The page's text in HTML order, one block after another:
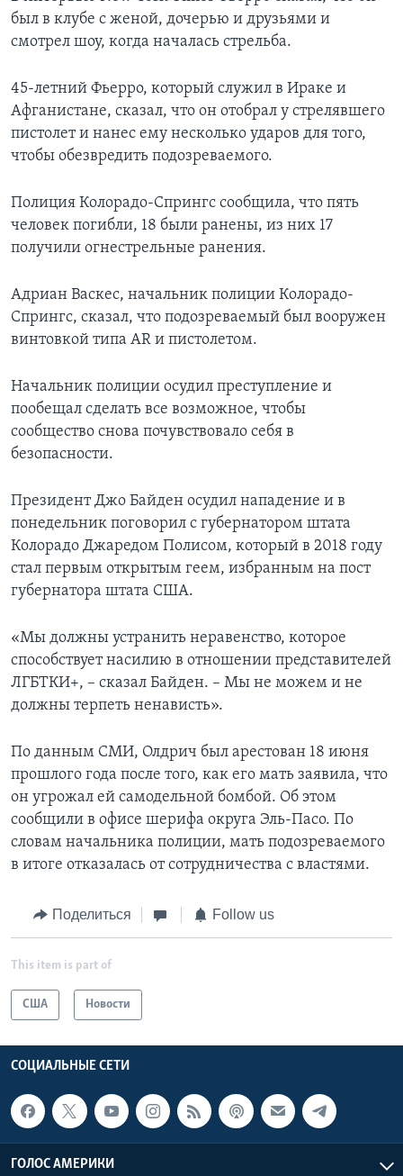
был в клубе с женой, дочерью и друзьями и
смотрел шоу, когда началась стрельба.
45-летний Фьерро, который служил в Ираке и
Афганистане, сказал, что он отобрал у стрелявшего
пистолет и нанес ему несколько ударов для того,
чтобы обезвредить подозреваемого.
Полиция Колорадо-Спрингс сообщила, что пять
человек погибли, 18 были ранены, из них 17
получили огнестрельные ранения.
Адриан Васкес, начальник полиции Колорадо-
Спрингс, сказал, что подозреваемый был вооружен
винтовкой типа AR и пистолетом.
Начальник полиции осудил преступление и
пообещал сделать все возможное, чтобы
сообщество снова почувствовало себя в
безопасности.
Президент Джо Байден осудил нападение и в
понедельник поговорил с губернатором штата
Колорадо Джаредом Полисом, который в 2018 году
стал первым открытым геем, избранным на пост
губернатора штата США.
«Мы должны устранить неравенство, которое
способствует насилию в отношении представителей
ЛГБТКИ+, – сказал Байден. – Мы не можем и не
должны терпеть ненависть».
По данным СМИ, Олдрич был арестован 18 июня
прошлого года после того, как его мать заявила, что
он угрожал ей самодельной бомбой. Об этом
сообщили в офисе шерифа округа Эль-Пасо. По
словам начальника полиции, мать подозреваемого
в итоге отказалась от сотрудничества с властями.
Поделиться Follow us
This item is part of
США Новости
СОЦИАЛЬНЫЕ СЕТИ
ГОЛОС АМЕРИКИ